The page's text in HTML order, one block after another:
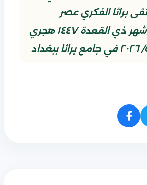
براثا الفكري عصر
العشرين من شهر ذي القعدة ١٤٤٧ هجري